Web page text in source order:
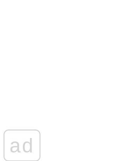
ad